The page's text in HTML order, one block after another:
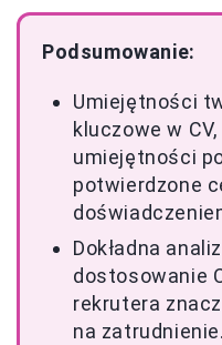
Podsumowanie:
Umiejętności
kluczowe w
umiejętności
potwierdzone
Dokładna
dostosowanie
rekrutera
na zatrudnienie.